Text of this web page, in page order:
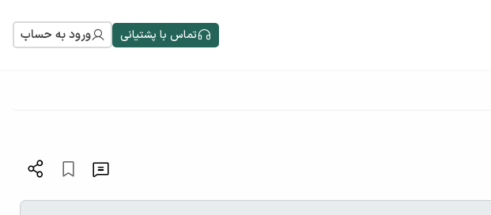
تماس با پشتیانی ورود به حساب